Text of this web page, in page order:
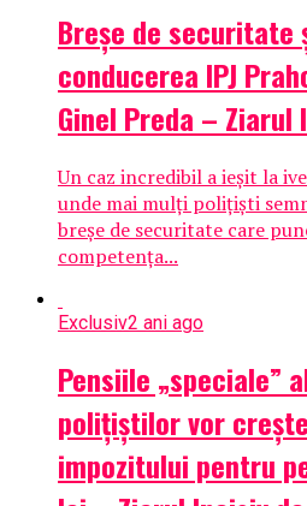
Breșe de securitate
conducerea IPJ
Ginel Preda – Ziarul
Un caz incredibil a ieșit la
unde mai mulți polițiști
breșe de securitate care
competența...
Exclusiv2 ani ago
Pensiile „speciale”
polițiștilor vor
impozitului pentru